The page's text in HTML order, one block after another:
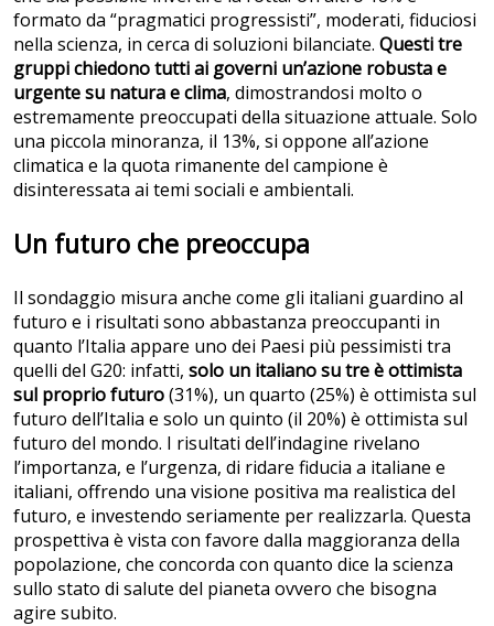
formato da “pragmatici progressisti”, moderati, fiduciosi
nella scienza, in cerca di soluzioni bilanciate. Questi tre
gruppi chiedono tutti ai governi un’azione robusta e
urgente su natura e clima, dimostrandosi molto o
estremamente preoccupati della situazione attuale. Solo
una piccola minoranza, il 13%, si oppone all’azione
climatica e la quota rimanente del campione è
disinteressata ai temi sociali e ambientali.
Un futuro che preoccupa
Il sondaggio misura anche come gli italiani guardino al
futuro e i risultati sono abbastanza preoccupanti in
quanto l’Italia appare uno dei Paesi più pessimisti tra
quelli del G20: infatti, solo un italiano su tre è ottimista
sul proprio futuro(31%), un quarto (25%) è ottimista sul
futuro dell’Italia e solo un quinto (il 20%) è ottimista sul
futuro del mondo. I risultati dell’indagine rivelano
l’importanza, e l’urgenza, di ridare fiducia a italiane e
italiani, offrendo una visione positiva ma realistica del
futuro, e investendo seriamente per realizzarla. Questa
prospettiva è vista con favore dalla maggioranza della
popolazione, che concorda con quanto dice la scienza
sullo stato di salute del pianeta ovvero che bisogna
agire subito.